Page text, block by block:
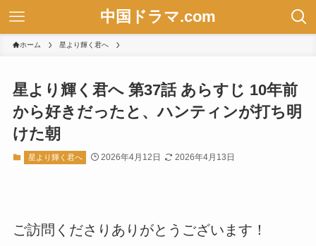
中国ドラマ.com
ホーム 星より輝く君へ
星より輝く君へ 第37話 あらすじ 10年前
から好きだったと、ハンティンが打ち明
けた朝
星より輝く君へ 2026年4月12日 2026年4月13日
ご訪問くださりありがとうございます！